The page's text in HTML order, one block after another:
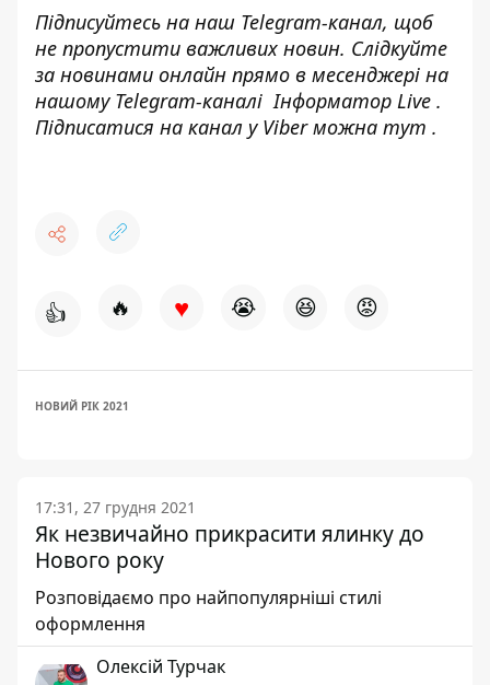
Підписуйтесь на наш Telegram-канал, щоб
не пропустити важливих новин. Слідкуйте
за новинами онлайн прямо в месенджері на
нашому Telegram-каналі Інформатор Live .
Підписатися на канал у Viber можна тут .
👍 🔥 ♥ 😭 😆 😡
НОВИЙ РІК 2021
17:31, 27 грудня 2021
Як незвичайно прикрасити ялинку до
Нового року
Розповідаємо про найпопулярніші стилі
оформлення
Олексій Турчак